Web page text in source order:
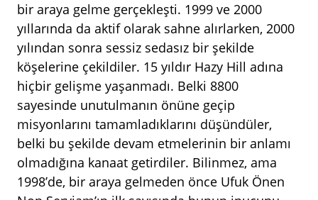
bir araya gelme gerçekleşti. 1999 ve 2000
yıllarında da aktif olarak sahne alırlarken, 2000
yılından sonra sessiz sedasız bir şekilde
köşelerine çekildiler. 15 yıldır Hazy Hill adına
hiçbir gelişme yaşanmadı. Belki 8800
sayesinde unutulmanın önüne geçip
misyonlarını tamamladıklarını düşündüler,
belki bu şekilde devam etmelerinin bir anlamı
olmadığına kanaat getirdiler. Bilinmez, ama
1998’de, bir araya gelmeden önce Ufuk Önen